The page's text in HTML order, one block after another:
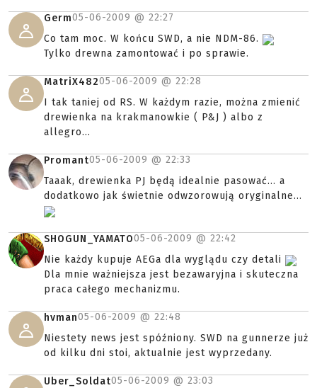
Germ05-06-2009 @ 22:27
Co tam moc. W końcu SWD, a nie NDM-86.
Tylko drewna zamontować i po sprawie.
MatriX48205-06-2009 @ 22:28
I tak taniej od RS. W każdym razie, można zmienić
drewienka na krakmanowkie ( P&J ) albo z
allegro...
Promant05-06-2009 @ 22:33
Taaak, drewienka PJ będą idealnie pasować... a
dodatkowo jak świetnie odwzorowują oryginalne...
SHOGUN_YAMATO05-06-2009 @ 22:42
Nie każdy kupuje AEGa dla wyglądu czy detali
Dla mnie ważniejsza jest bezawaryjna i skuteczna
praca całego mechanizmu.
hvman05-06-2009 @ 22:48
Niestety news jest spóźniony. SWD na gunnerze już
od kilku dni stoi, aktualnie jest wyprzedany.
Uber_Soldat05-06-2009 @ 23:03